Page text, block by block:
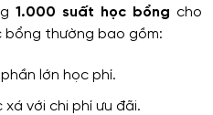
1.000 suất học bổng cho
bổng thường bao gồm:
lớn học phí.
với chi phí ưu đãi.